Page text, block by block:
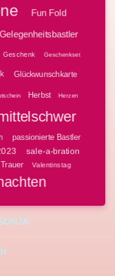
Fun Fold
Gelegenheitsbastler
Geschenk Geschenkset
Glückwunschkarte
Herbst Herzen
passionierte Bastler
sale-a-bration
Trauer Valentinstag